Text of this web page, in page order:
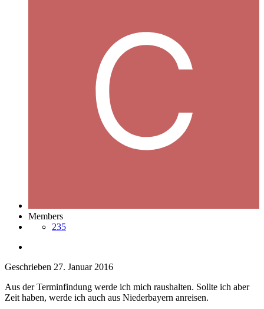
Members
235
Geschrieben 27. Januar 2016
Aus der Terminfindung werde ich mich raushalten. Sollte ich aber
Zeit haben, werde ich auch aus Niederbayern anreisen.